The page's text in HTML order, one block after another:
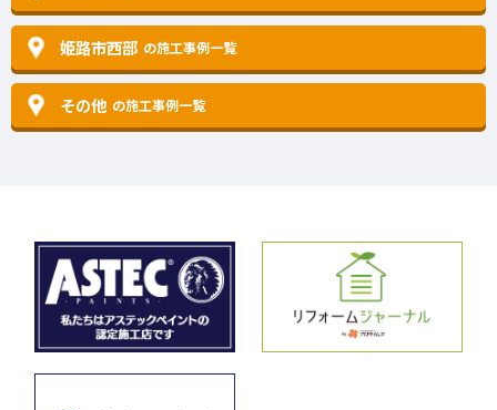
姫路市西部 の施工事例一覧
その他 の施工事例一覧